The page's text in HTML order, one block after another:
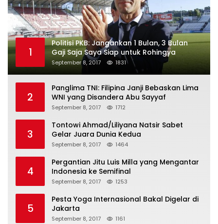
1
Politisi PKB: Jangankan 1 Bulan, 3 Bulan
Gaji Saja Saya Siap untuk Rohingya
September 8, 2017 1831
2
Panglima TNI: Filipina Janji Bebaskan Lima
WNI yang Disandera Abu Sayyaf
September 8, 2017 1712
3
Tontowi Ahmad/Liliyana Natsir Sabet
Gelar Juara Dunia Kedua
September 8, 2017 1464
4
Pergantian Jitu Luis Milla yang Mengantar
Indonesia ke Semifinal
September 8, 2017 1253
5
Pesta Yoga Internasional Bakal Digelar di
Jakarta
September 8, 2017 1161